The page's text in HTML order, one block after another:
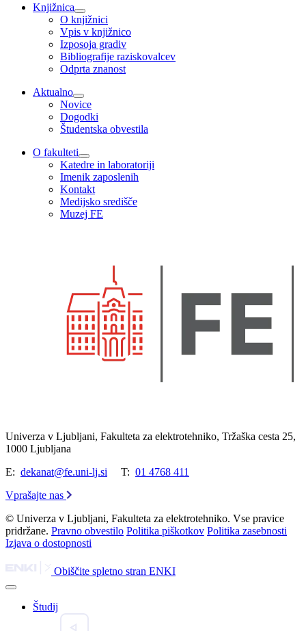
Knjižnica
O knjižnici
Vpis v knjižnico
Izposoja gradiv
Bibliografije raziskovalcev
Odprta znanost
Aktualno
Novice
Dogodki
Študentska obvestila
O fakulteti
Katedre in laboratoriji
Imenik zaposlenih
Kontakt
Medijsko središče
Muzej FE
Univerza v Ljubljani, Fakulteta za elektrotehniko, Tržaška cesta 25,
1000 Ljubljana
E: dekanat@fe.uni-lj.si T: 01 4768 411
Vprašajte nas
© Univerza v Ljubljani, Fakulteta za elektrotehniko. Vse pravice
pridržane. Pravno obvestilo Politika piškotkov Politika zasebnosti
Izjava o dostopnosti
Obiščite spletno stran ENKI
Študij